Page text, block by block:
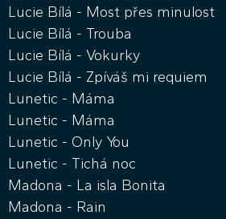
Lucie Bílá - Most přes minulost
Lucie Bílá - Trouba
Lucie Bílá - Vokurky
Lucie Bílá - Zpíváš mi requiem
Lunetic - Máma
Lunetic - Máma
Lunetic - Only You
Lunetic - Tichá noc
Madona - La isla Bonita
Madona - Rain